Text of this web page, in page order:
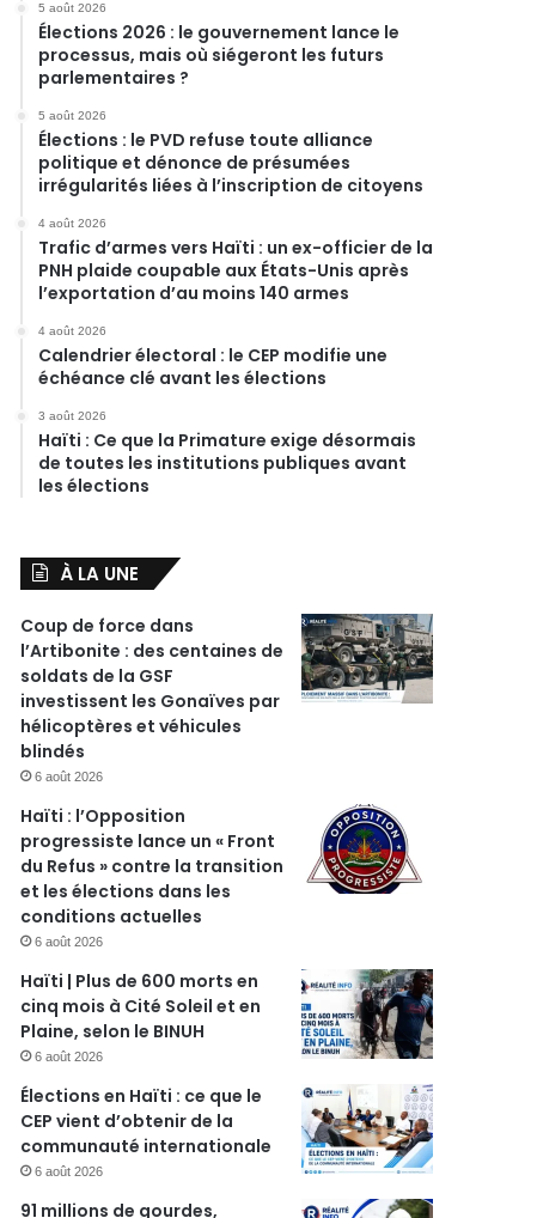
5 août 2026
Élections 2026 : le gouvernement lance le
processus, mais où siégeront les futurs
parlementaires ?
5 août 2026
Élections : le PVD refuse toute alliance
politique et dénonce de présumées
irrégularités liées à l’inscription de citoyens
4 août 2026
Trafic d’armes vers Haïti : un ex-officier de la
PNH plaide coupable aux États-Unis après
l’exportation d’au moins 140 armes
4 août 2026
Calendrier électoral : le CEP modifie une
échéance clé avant les élections
3 août 2026
Haïti : Ce que la Primature exige désormais
de toutes les institutions publiques avant
les élections
À LA UNE
Coup de force dans
l’Artibonite : des centaines de
soldats de la GSF
investissent les Gonaïves par
hélicoptères et véhicules
blindés
6 août 2026
Haïti : l’Opposition
progressiste lance un « Front
du Refus » contre la transition
et les élections dans les
conditions actuelles
6 août 2026
Haïti | Plus de 600 morts en
cinq mois à Cité Soleil et en
Plaine, selon le BINUH
6 août 2026
Élections en Haïti : ce que le
CEP vient d’obtenir de la
communauté internationale
6 août 2026
91 millions de gourdes,